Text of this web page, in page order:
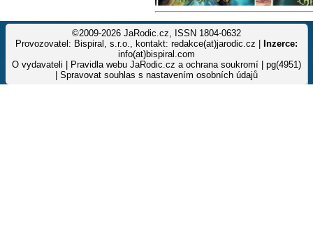
©2009-2026 JaRodic.cz, ISSN 1804-0632
Provozovatel: Bispiral, s.r.o., kontakt: redakce(at)jarodic.cz |
Inzerce:
info(at)bispiral.com
O vydavateli
Pravidla webu JaRodic.cz a ochrana soukromí | pg(4951)
Spravovat souhlas s nastavením osobních údajů